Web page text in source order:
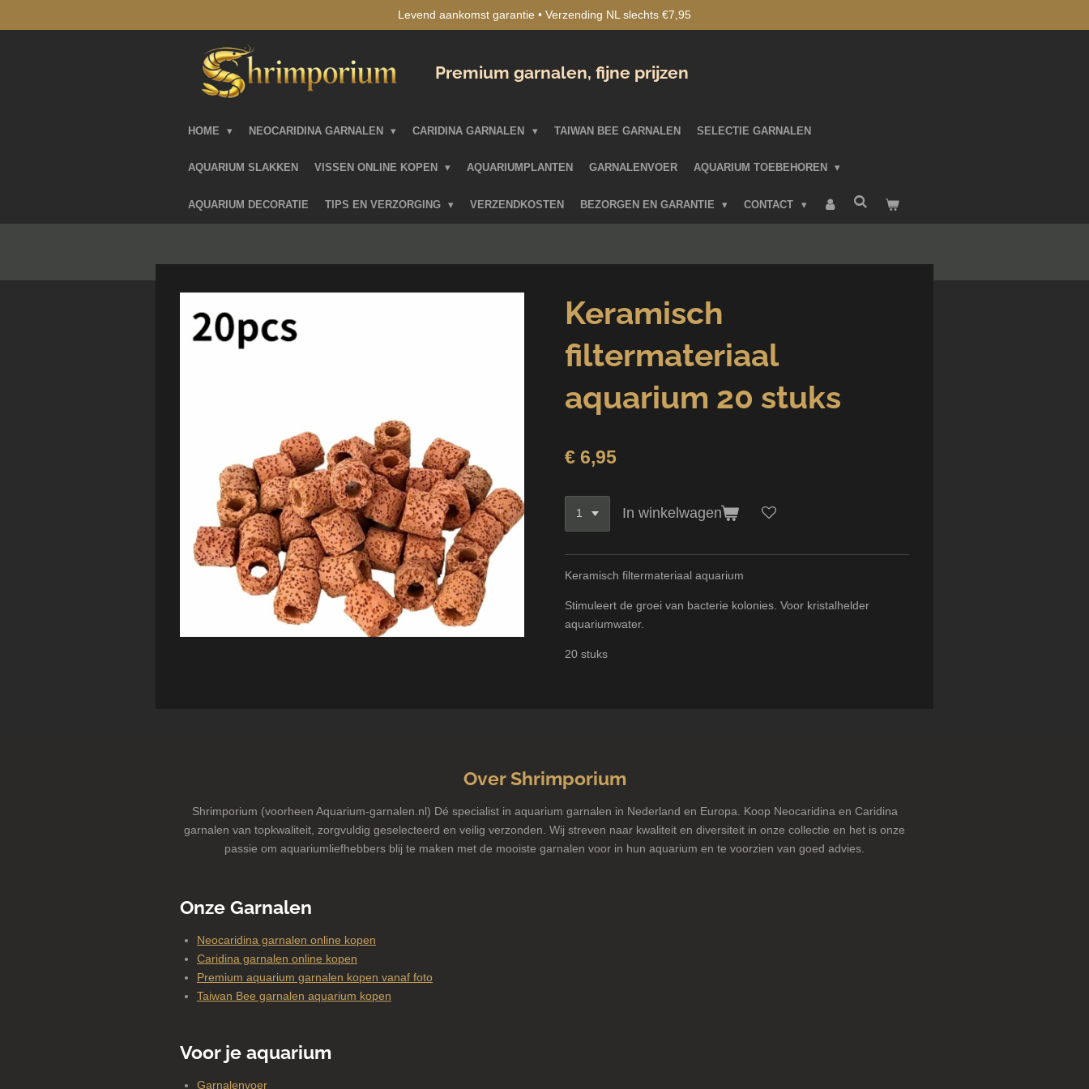
Levend aankomst garantie • Verzending NL slechts €7,95
Premium garnalen, fijne prijzen
HOME NEOCARIDINA GARNALEN CARIDINA GARNALEN TAIWAN BEE GARNALEN SELECTIE GARNALEN
AQUARIUM SLAKKEN VISSEN ONLINE KOPEN AQUARIUMPLANTEN GARNALENVOER AQUARIUM TOEBEHOREN
AQUARIUM DECORATIE TIPS EN VERZORGING VERZENDKOSTEN BEZORGEN EN GARANTIE CONTACT
Keramisch
filtermateriaal
aquarium 20 stuks
€ 6,95
In winkelwagen
Keramisch filtermateriaal aquarium
Stimuleert de groei van bacterie kolonies. Voor kristalhelder
aquariumwater.
20 stuks
Over Shrimporium
Shrimporium (voorheen Aquarium-garnalen.nl) Dé specialist in aquarium garnalen in Nederland en Europa. Koop Neocaridina en Caridina
garnalen van topkwaliteit, zorgvuldig geselecteerd en veilig verzonden. Wij streven naar kwaliteit en diversiteit in onze collectie en het is onze
passie om aquariumliefhebbers blij te maken met de mooiste garnalen voor in hun aquarium en te voorzien van goed advies.
Onze Garnalen
Neocaridina garnalen online kopen
Caridina garnalen online kopen
Premium aquarium garnalen kopen vanaf foto
Taiwan Bee garnalen aquarium kopen
Voor je aquarium
Garnalenvoer